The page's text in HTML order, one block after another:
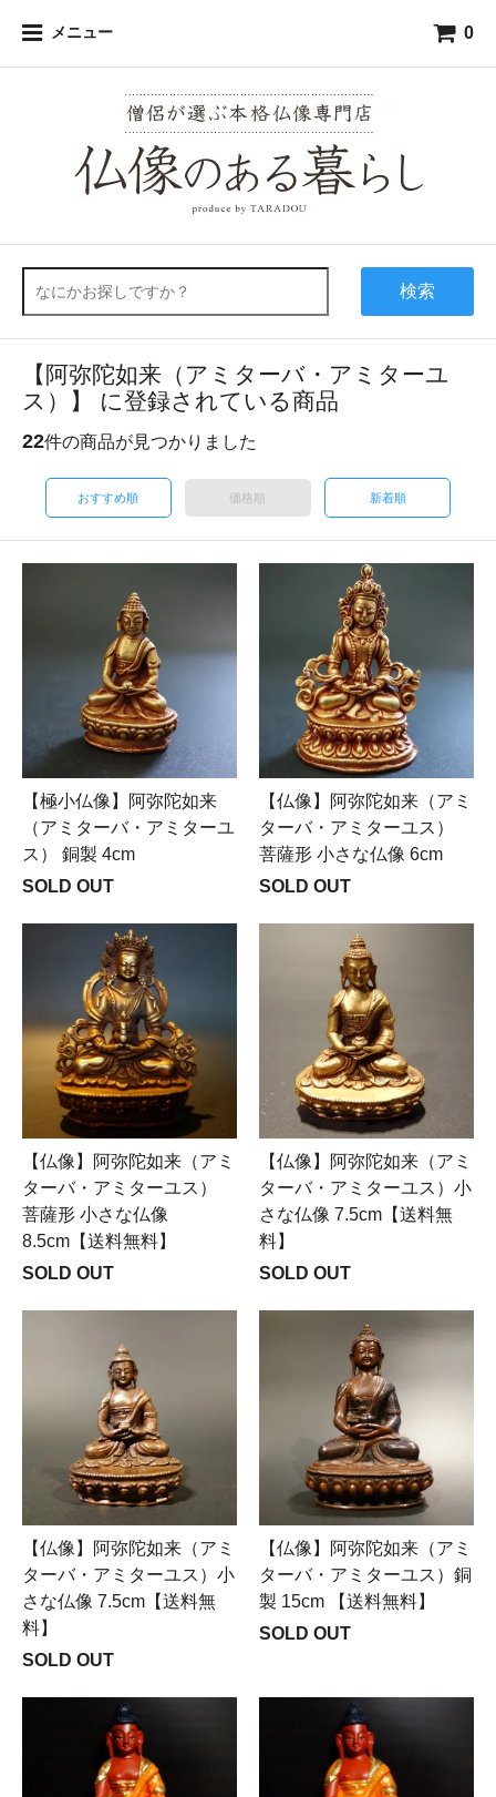
メニュー 0
検索
【阿弥陀如来（アミターバ・アミターユ
ス）】 に登録されている商品
22件の商品が見つかりました
おすすめ順 価格順 新着順
【極小仏像】阿弥陀如来
（アミターバ・アミターユ
ス） 銅製 4cm
SOLD OUT
【仏像】阿弥陀如来（アミ
ターバ・アミターユス）
菩薩形 小さな仏像 6cm
SOLD OUT
【仏像】阿弥陀如来（アミ
ターバ・アミターユス）
菩薩形 小さな仏像
8.5cm【送料無料】
SOLD OUT
【仏像】阿弥陀如来（アミ
ターバ・アミターユス）小
さな仏像 7.5cm【送料無
料】
SOLD OUT
【仏像】阿弥陀如来（アミ
ターバ・アミターユス）小
さな仏像 7.5cm【送料無
料】
SOLD OUT
【仏像】阿弥陀如来（アミ
ターバ・アミターユス）銅
製 15cm 【送料無料】
SOLD OUT